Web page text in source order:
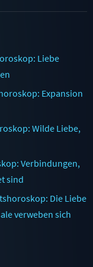
Liebe
Expansion
Wilde Liebe,
Verbindungen,
sind
Die Liebe
verweben sich